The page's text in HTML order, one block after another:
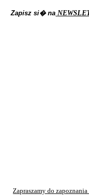
Zapisz si� na
Zapraszamy do